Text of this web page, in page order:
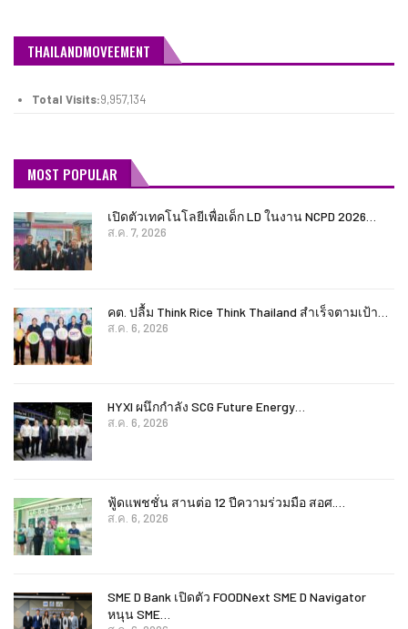
THAILANDMOVEEMENT
Total Visits:9,957,134
MOST POPULAR
เปิดตัวเทคโนโลยีเพื่อเด็ก LD ในงาน NCPD 2026…
ส.ค. 7, 2026
คต. ปลื้ม Think Rice Think Thailand สำเร็จตามเป้า…
ส.ค. 6, 2026
HYXI ผนึกกำลัง SCG Future Energy…
ส.ค. 6, 2026
ฟู้ดแพชชั่น สานต่อ 12 ปีความร่วมมือ สอศ.…
ส.ค. 6, 2026
SME D Bank เปิดตัว FOODNext SME D Navigator
หนุน SME…